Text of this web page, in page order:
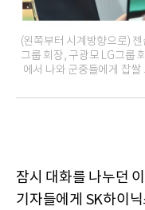
(왼쪽부터 시계방향으로)
그룹 회장, 구광모 LG그룹
에서 나와 군중들에게 찹
잠시 대화를 나누던
기자들에게 SK하이